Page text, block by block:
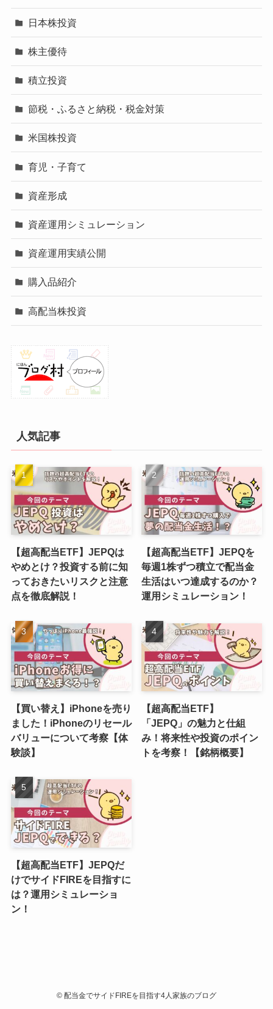
日本株投資
株主優待
積立投資
節税・ふるさと納税・税金対策
米国株投資
育児・子育て
資産形成
資産運用シミュレーション
資産運用実績公開
購入品紹介
高配当株投資
人気記事
【超高配当ETF】JEPQは
やめとけ？投資する前に知
っておきたいリスクと注意
点を徹底解説！
【超高配当ETF】JEPQを
毎週1株ずつ積立で配当金
生活はいつ達成するのか？
運用シミュレーション！
【買い替え】iPhoneを売り
ました！iPhoneのリセール
バリューについて考察【体
験談】
【超高配当ETF】
「JEPQ」の魅力と仕組
み！将来性や投資のポイン
トを考察！【銘柄概要】
【超高配当ETF】JEPQだ
けでサイドFIREを目指すに
は？運用シミュレーショ
ン！
© 配当金でサイドFIREを目指す4人家族のブログ